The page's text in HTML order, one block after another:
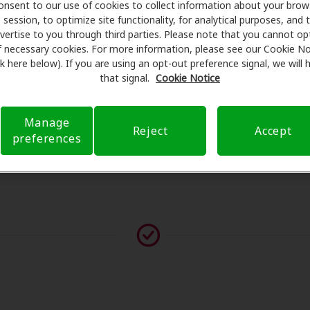
to our use of cookies to collect information about your
session, to optimize site functionality, for analytical purposes, and
to you through third parties. Please note that you cannot
necessary cookies. For more information, please see our Cookie
here below). If you are using an opt-out preference signal, we will
that signal. Cookie Notice
Manage
preferences
Reject Accept
exámenes con profesionales licenciados para
su consulta en Dreyer Medical Group LTD, Amplifon
seguro para reducir sus gastos de bolsillo y de
su experiencia de atención auditiva y liberarlo de
sobre el seguro y con opciones de pago flexibles
contáctenos si no aparece ningún proveedor en esta